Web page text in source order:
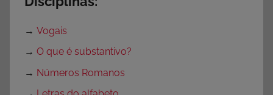
p
→ Vogais
→ O que é substantivo?
→ Números Romanos